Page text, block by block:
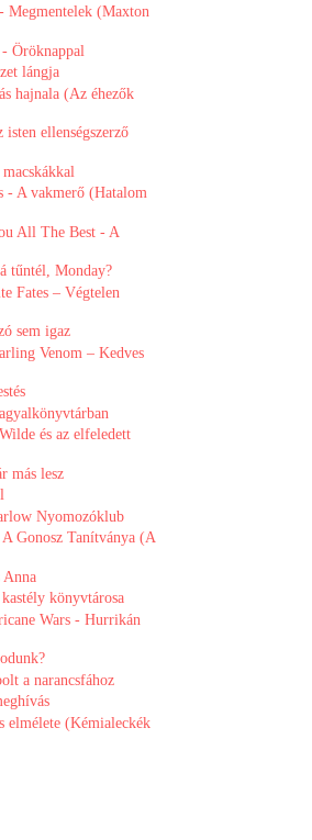
Megmentelek (Maxton
Öröknappal
lángja
hajnala (Az éhezők
ellenségszerző
- A vakmerő (Hatalom
All The Best - A
tűntél, Monday?
Fates – Végtelen
sem igaz
​Venom – Kedves
és az elfeledett
más lesz
Nyomozóklub
Gonosz Tanítványa (A
Anna
könyvtárosa
Wars - Hurrikán
a narancsfához
elmélete (Kémialeckék